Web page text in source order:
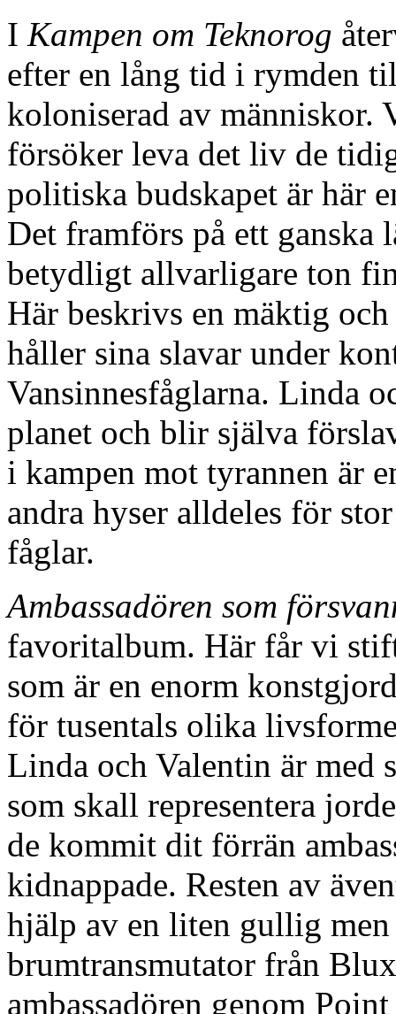
I Kampen om Teknorog
efter en lång tid i rymden
koloniserad av människor.
försöker leva det liv de
politiska budskapet är här
Det framförs på ett ganska
betydligt allvarligare ton
Här beskrivs en mäktig
håller sina slavar under
Vansinnesfåglarna. Linda
planet och blir själva
i kampen mot tyrannen är
andra hyser alldeles för
fåglar.
Ambassadören som
favoritalbum. Här får vi
som är en enorm
för tusentals olika
Linda och Valentin är med
som skall representera
de kommit dit förrän
kidnappade. Resten av
hjälp av en liten gullig
brumtransmutator från
ambassadören genom